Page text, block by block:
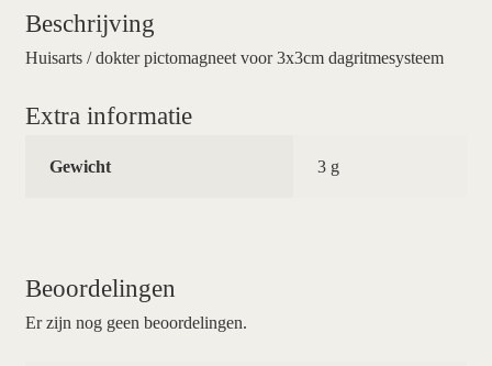
Beschrijving
Huisarts / dokter pictomagneet voor 3x3cm dagritmesysteem
Extra informatie
Gewicht 3 g
Beoordelingen
Er zijn nog geen beoordelingen.